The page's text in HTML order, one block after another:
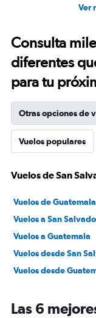
Ver
Consulta
diferentes
para tu
Otras opciones de
Vuelos populares
Vuelos de San
Vuelos de
Vuelos a San
Vuelos a Guatemala
Vuelos desde San
Vuelos desde
Las 6